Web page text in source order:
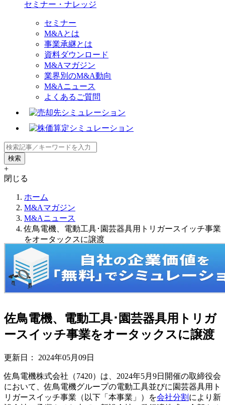
セミナー・ナレッジ
セミナー
M&Aとは
事業承継とは
資料ダウンロード
M&Aマガジン
業界別のM&A動向
M&Aニュース
よくあるご質問
+
閉じる
ホーム
M&Aマガジン
M&Aニュース
佐鳥電機、電動工具･園芸器具用トリガースイッチ事業
をオータックスに譲渡
佐鳥電機、電動工具･園芸器具用トリガ
ースイッチ事業をオータックスに譲渡
更新日： 2024年05月09日
佐鳥電機株式会社（7420）は、2024年5月9日開催の取締役会
において、佐鳥電機グループの電動工具並びに園芸器具用ト
リガースイッチ事業（以下「本事業」）を会社分割 により新